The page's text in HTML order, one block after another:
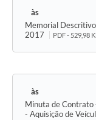
Memorial
2017
PDF - 529,98
Minuta de Contrato
- Aquisição de